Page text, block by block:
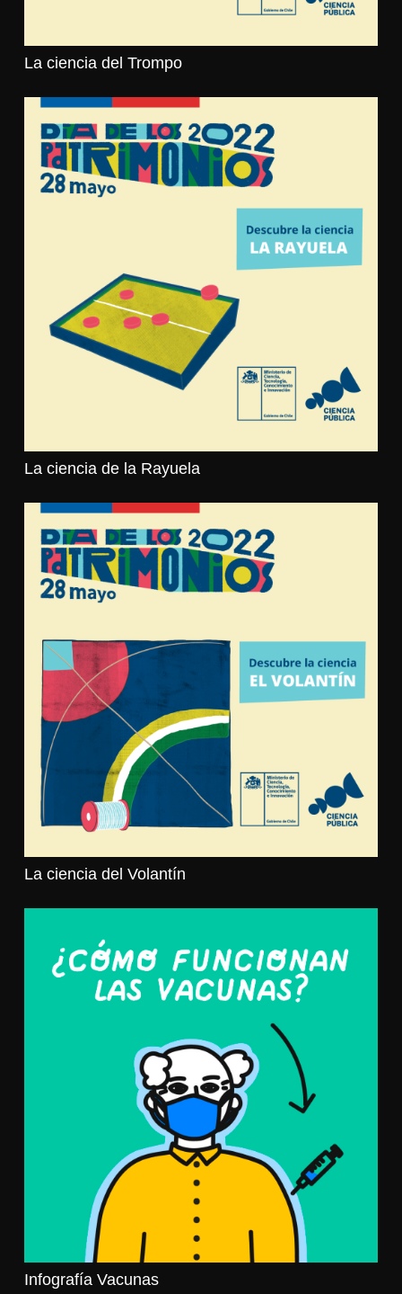
La ciencia del Trompo
La ciencia de la Rayuela
La ciencia del Volantín
Infografía Vacunas